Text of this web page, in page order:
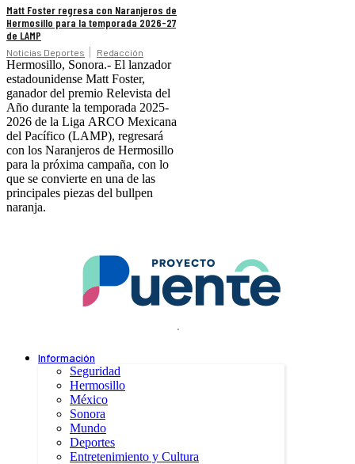
Matt Foster regresa con Naranjeros de
Hermosillo para la temporada 2026-27
de LAMP
Noticias Deportes Redacción
Hermosillo, Sonora.- El lanzador
estadounidense Matt Foster,
ganador del premio Relevista del
Año durante la temporada 2025-
2026 de la Liga ARCO Mexicana
del Pacífico (LAMP), regresará
con los Naranjeros de Hermosillo
para la próxima campaña, con lo
que se convierte en una de las
principales piezas del bullpen
naranja.
.
Información
Seguridad
Hermosillo
México
Sonora
Mundo
Deportes
Entretenimiento y Cultura